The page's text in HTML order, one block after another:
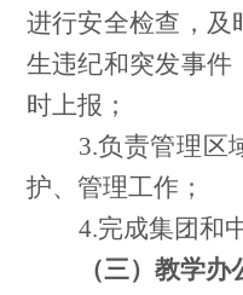
进行安全检查，及
生违纪和突发事件
时上报；
3.负责管理区
护、管理工作；
4.完成集团和
（三）教学